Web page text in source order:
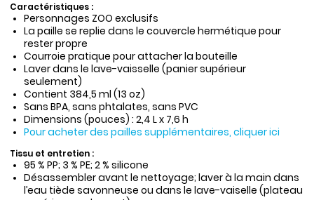
Caractéristiques :
Personnages ZOO exclusifs
La paille se replie dans le couvercle hermétique pour
rester propre
Courroie pratique pour attacher la bouteille
Laver dans le lave-vaisselle (panier supérieur
seulement)
Contient 384,5 ml (13 oz)
Sans BPA, sans phtalates, sans PVC
Dimensions (pouces) : 2,4 L x 7,6 h
Pour acheter des pailles supplémentaires, cliquer ici
Tissu et entretien :
95 % PP; 3 % PE; 2 % silicone
Désassembler avant le nettoyage; laver à la main dans
l’eau tiède savonneuse ou dans le lave-vaiselle (plateau